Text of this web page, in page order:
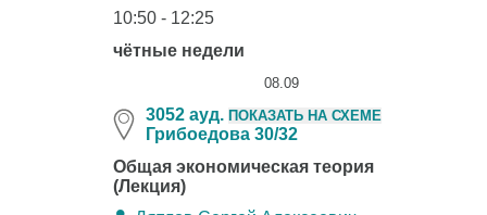
10:50 - 12:25
чётные недели
08.09
3052 ауд. ПОКАЗАТЬ НА СХЕМЕ
Грибоедова 30/32
Общая экономическая теория
(Лекция)